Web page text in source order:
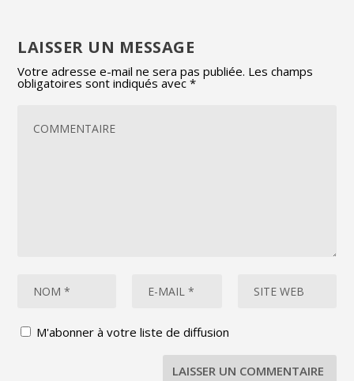
LAISSER UN MESSAGE
Votre adresse e-mail ne sera pas publiée. Les champs
obligatoires sont indiqués avec*
M'abonner à votre liste de diffusion